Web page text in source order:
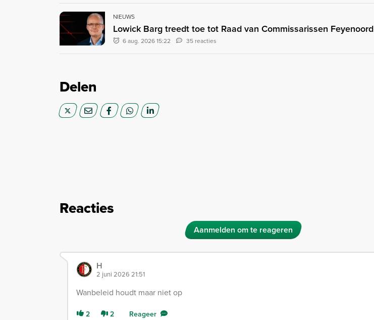
NIEUWS
Lowick Barg treedt toe tot Raad van Commissarissen Feyenoord
6 aug. 2026 15:22 35 reacties
Delen
Reacties
Aanmelden om te reageren
H
2 juni 2026 21:51
Wanbeleid houdt maar niet op
2 2 Reageer